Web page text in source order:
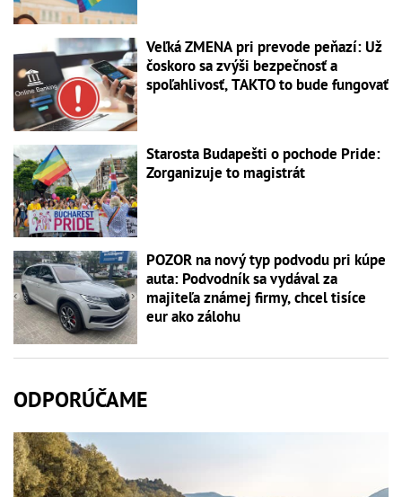
Veľká ZMENA pri prevode peňazí: Už
čoskoro sa zvýši bezpečnosť a
spoľahlivosť, TAKTO to bude fungovať
Starosta Budapešti o pochode Pride:
Zorganizuje to magistrát
POZOR na nový typ podvodu pri kúpe
auta: Podvodník sa vydával za
majiteľa známej firmy, chcel tisíce
eur ako zálohu
ODPORÚČAME